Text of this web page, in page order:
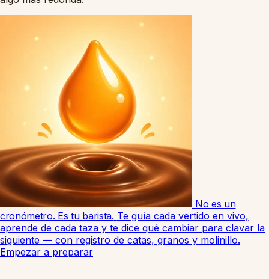
No es un
cronómetro. Es tu barista. Te guía cada vertido en vivo,
aprende de cada taza y te dice qué cambiar para clavar la
siguiente — con registro de catas, granos y molinillo.
Empezar a preparar